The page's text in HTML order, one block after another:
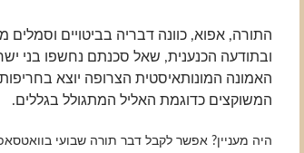
התורה, אפוא, כוונה דבריה בביטויים
ובתודעה הכנענית, שאל סכנתם נחשפו בני
האמונה המונותאיסטית הצרופה יוצא
המשוקצים כדוגמת האליל המתגולל בגללים.
היה מעניין? אפשר לקבל דבר תורה שבועי